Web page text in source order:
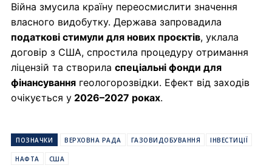
Війна змусила країну переосмислити значення
власного видобутку. Держава запровадила
податкові стимули для нових проєктів, уклала
договір з США, спростила процедуру отримання
ліцензій та створила спеціальні фонди для
фінансування геологорозвідки. Ефект від заходів
очікується у 2026–2027 роках.
ПОЗНАЧКИ ВЕРХОВНА РАДА ГАЗОВИДОБУВАННЯ ІНВЕСТИЦІЇ
НАФТА США